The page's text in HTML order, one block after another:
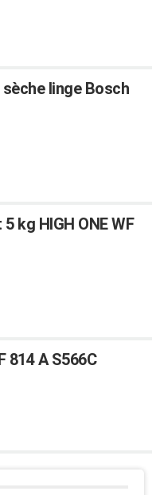
linge Bosch
kg HIGH ONE WF
814 A S566C